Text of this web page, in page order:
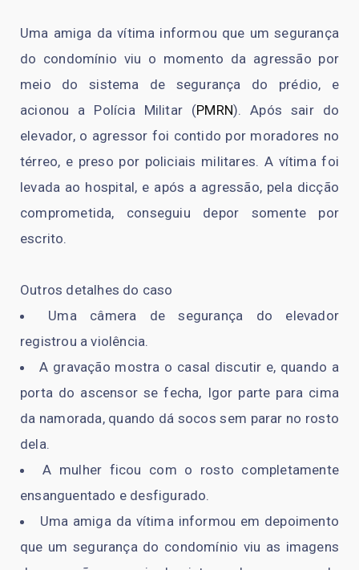
Uma amiga da vítima informou que um segurança
do condomínio viu o momento da agressão por
meio do sistema de segurança do prédio, e
acionou a Polícia Militar (PMRN). Após sair do
elevador, o agressor foi contido por moradores no
térreo, e preso por policiais militares. A vítima foi
levada ao hospital, e após a agressão, pela dicção
comprometida, conseguiu depor somente por
escrito.
Outros detalhes do caso
Uma câmera de segurança do elevador
registrou a violência.
A gravação mostra o casal discutir e, quando a
porta do ascensor se fecha, Igor parte para cima
da namorada, quando dá socos sem parar no rosto
dela.
A mulher ficou com o rosto completamente
ensanguentado e desfigurado.
Uma amiga da vítima informou em depoimento
que um segurança do condomínio viu as imagens